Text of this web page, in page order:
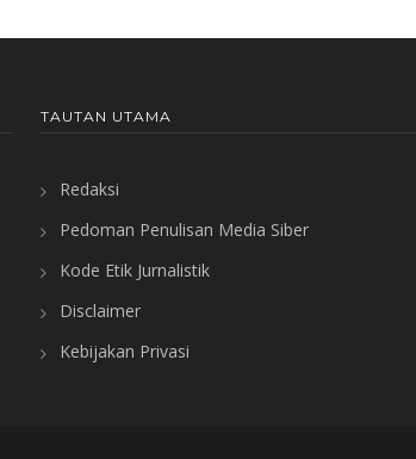
TAUTAN UTAMA
Redaksi
Pedoman Penulisan Media Siber
Kode Etik Jurnalistik
Disclaimer
Kebijakan Privasi